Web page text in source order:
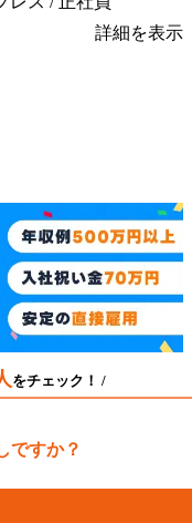
詳細を表示
をチェック！ /
ですか？